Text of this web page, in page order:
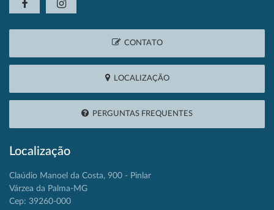
CONTATO
LOCALIZAÇÃO
PERGUNTAS FREQUENTES
Localização
Claúdio Manoel da Costa, 900 - Pinlar
Várzea da Palma-MG
Cep: 39260-000